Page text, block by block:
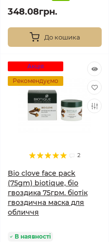
348.08грн.
До кошика
Акція
Рекомендуємо
2
Bio clove face pack
(75gm) biotique, біо
гвоздика 75грм. біотік
гвоздична маска для
обличчя
В наявності